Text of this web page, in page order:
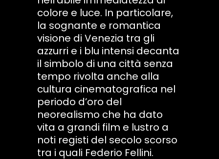
colore e luce. In particolare,
la sognante e romantica
visione di Venezia tra gli
azzurri e i blu intensi decanta
il simbolo di una città senza
tempo rivolta anche alla
cultura cinematografica nel
periodo d’oro del
neorealismo che ha dato
vita a grandi film e lustro a
noti registi del secolo scorso
tra i quali Federio Fellini.